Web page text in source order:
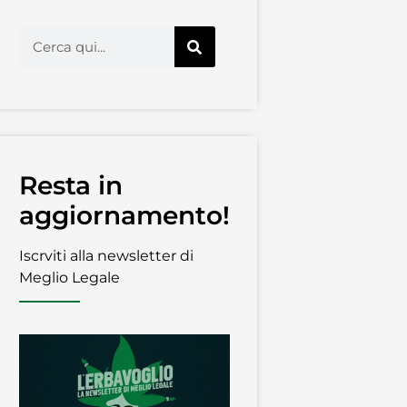
Resta in
aggiornamento!
Iscrviti alla newsletter di
Meglio Legale